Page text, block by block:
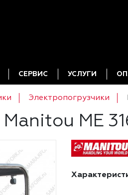
СЕРВИС УСЛУГИ
Электропогрузчики
ME